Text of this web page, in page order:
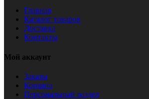
Главная
Каталог товаров
Доставка
Контакты
Мой аккаунт
Заказы
Корзина
Персональный раздел